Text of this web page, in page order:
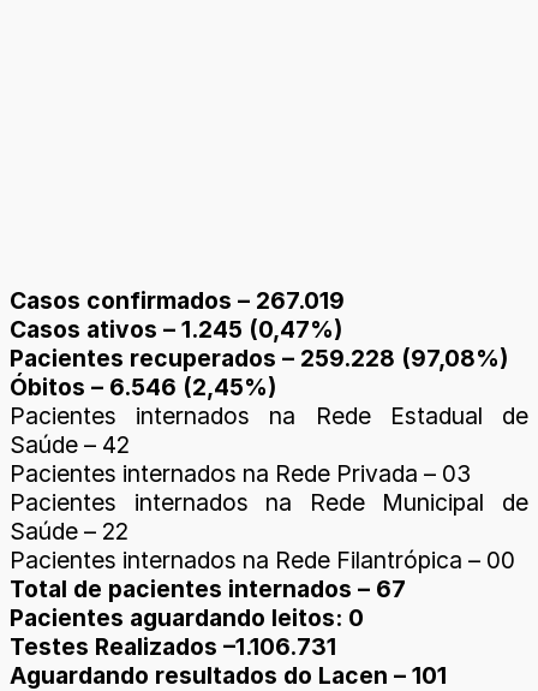
Casos confirmados – 267.019
Casos ativos – 1.245 (0,47%)
Pacientes recuperados – 259.228 (97,08%)
Óbitos – 6.546 (2,45%)
Pacientes internados na Rede Estadual de
Saúde – 42
Pacientes internados na Rede Privada – 03
Pacientes internados na Rede Municipal de
Saúde – 22
Pacientes internados na Rede Filantrópica – 00
Total de pacientes internados – 67
Pacientes aguardando leitos: 0
Testes Realizados –1.106.731
Aguardando resultados do Lacen – 101